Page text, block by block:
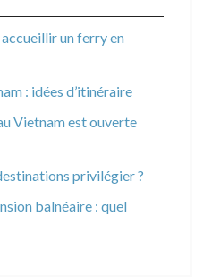
un ferry en
: idées d’itinéraire
Vietnam est ouverte
privilégier ?
balnéaire : quel